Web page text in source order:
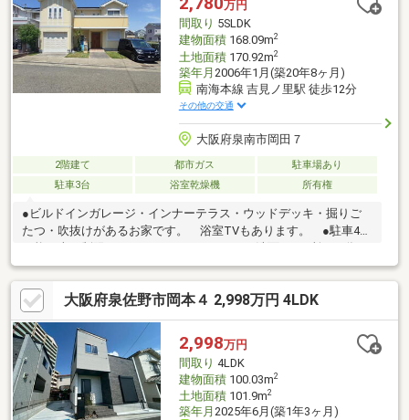
万円
間取り 5SLDK
建物面積168.09m2
土地面積170.92m2
築年月 2006年1月(築20年8ヶ月)
南海本線 吉見ノ里駅 徒歩12分
その他の交通
大阪府泉南市岡田７
2階建て 都市ガス
駐車場あり
駐車3台
浴室乾燥機 所有権
●ビルドインガレージ・インナーテラス・ウッドデッキ・掘りご
たつ・吹抜けがあるお家です。 浴室TVもあります。 ●駐車4台
大家族の方にもおすすめです。 ●現況有姿取引 ●売主契約不適
合責任免責 ●司法書士当社指定
大阪府泉佐野市岡本４ 2,998万円 4LDK
2,998万円
間取り 4LDK
建物面積100.03m2
土地面積101.9m2
築年月 2025年6月(築1年3ヶ月)